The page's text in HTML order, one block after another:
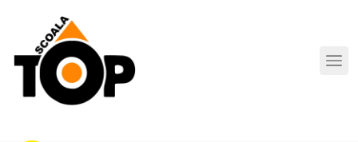
Scoala de Soferi TOP navigation